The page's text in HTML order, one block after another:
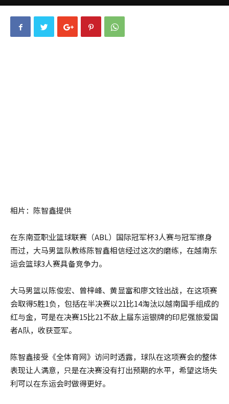
相片：陈智鑫提供
在东南亚职业篮球联赛（ABL）国际冠军杯3人赛与冠军擦身
而过，大马男篮队教练陈智鑫相信经过这次的磨练，在越南东
运会篮球3人赛具备竞争力。
大马男篮以陈俊宏、曾梓峰、黄显富和廖文铨出战，在这项赛
会取得5胜1负，包括在半决赛以21比14淘汰以越南国手组成的
红与金，可是在决赛15比21不敌上届东运银牌的印尼强旅爱国
者A队，收获亚军。
陈智鑫接受《全体育网》访问时透露，球队在这项赛会的整体
表现让人满意，只是在决赛没有打出预期的水平，希望这场失
利可以在东运会时做得更好。